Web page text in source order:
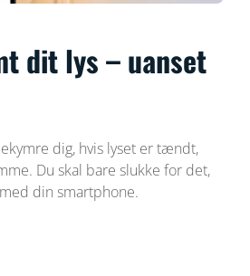
dit lys – uanset
dig, hvis lyset er tændt,
Du skal bare slukke for det,
din smartphone.